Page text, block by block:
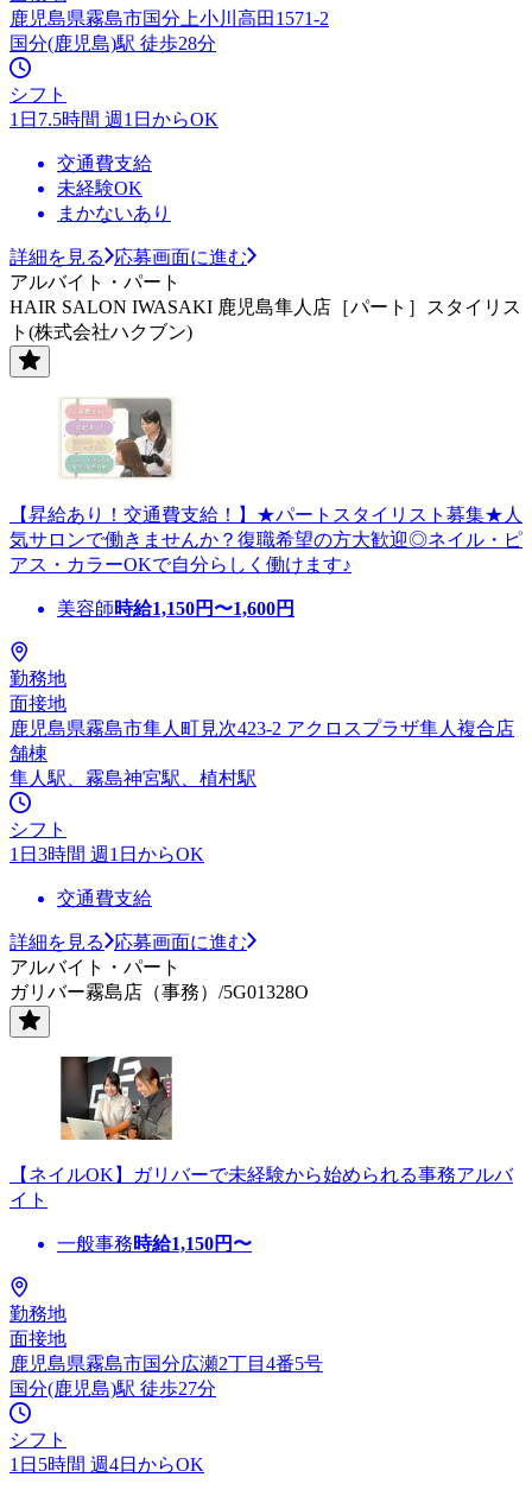
鹿児島県霧島市国分上小川高田1571-2
国分(鹿児島)駅 徒歩28分
シフト
1日7.5時間 週1日からOK
交通費支給
未経験OK
まかないあり
詳細を見る
応募画面に進む
アルバイト・パート
HAIR SALON IWASAKI 鹿児島隼人店［パート］スタイリス
ト(株式会社ハクブン)
【昇給あり！交通費支給！】★パートスタイリスト募集★人
気サロンで働きませんか？復職希望の方大歓迎◎ネイル・ピ
アス・カラーOKで自分らしく働けます♪
美容師時給1,150円〜1,600円
勤務地
面接地
鹿児島県霧島市隼人町見次423-2 アクロスプラザ隼人複合店
舗棟
隼人駅、霧島神宮駅、植村駅
シフト
1日3時間 週1日からOK
交通費支給
詳細を見る
応募画面に進む
アルバイト・パート
ガリバー霧島店（事務）/5G01328O
【ネイルOK】ガリバーで未経験から始められる事務アルバ
イト
一般事務時給1,150円〜
勤務地
面接地
鹿児島県霧島市国分広瀬2丁目4番5号
国分(鹿児島)駅 徒歩27分
シフト
1日5時間 週4日からOK